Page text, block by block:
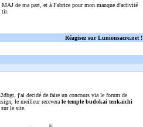
MAJ de ma part, et à Fabrice pour mon manque d'activité
tir.
Réagisez sur Lunionsacre.net !
j'ai decidé de faire un concours via le forum de
le meilleur recevera le temple budokai tenkaichi
le site.